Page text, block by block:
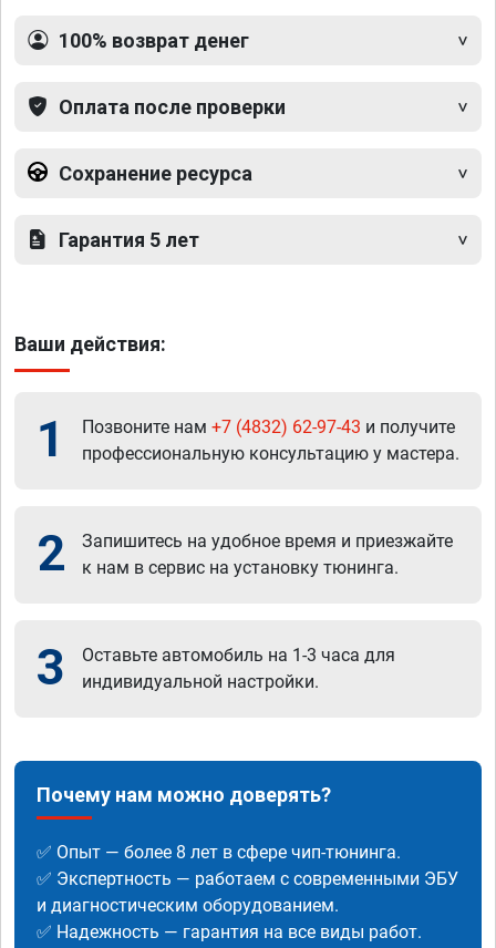
100% возврат денег
Оплата после проверки
Сохранение ресурса
Гарантия 5 лет
Ваши действия:
1 Позвоните нам +7 (4832) 62-97-43 и получите
профессиональную консультацию у мастера.
2
Запишитесь на удобное время и приезжайте
к нам в сервис на установку тюнинга.
3
Оставьте автомобиль на 1-3 часа для
индивидуальной настройки.
Почему нам можно доверять?
✅ Опыт — более 8 лет в сфере чип-тюнинга.
✅ Экспертность — работаем с современными ЭБУ
и диагностическим оборудованием.
✅ Надежность — гарантия на все виды работ.